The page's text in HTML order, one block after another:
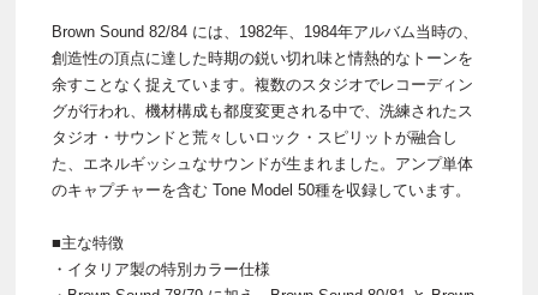
Brown Sound 82/84 には、1982年、1984年アルバム当時の、
創造性の頂点に達した時期の鋭い切れ味と情熱的なトーンを
余すことなく捉えています。複数のスタジオでレコーディン
グが行われ、機材構成も都度変更される中で、洗練されたス
タジオ・サウンドと荒々しいロック・スピリットが融合し
た、エネルギッシュなサウンドが生まれました。アンプ単体
のキャプチャーを含む Tone Model 50種を収録しています。
■主な特徴
・イタリア製の特別カラー仕様